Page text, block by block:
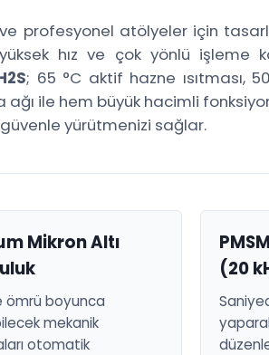
profesyonel atölyeler için
hız ve çok yönlü işleme
; 65 °C aktif hazne ısıtması,
ile hem büyük hacimli
yürütmenizi sağlar.
Mikron Altı
ömrü boyunca
mekanik
otomatik
(20